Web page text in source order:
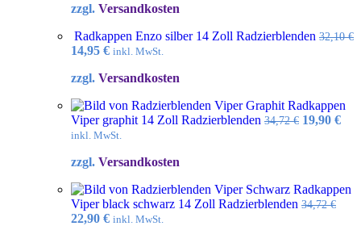
zzgl. Versandkosten
Radkappen Enzo silber 14 Zoll Radzierblenden 32,10€
Ursprünglicher
war:
14,95 €Aktueller
ist:
inkl. MwSt.
zzgl. Versandkosten
Radkappen
Viper graphit 14 Zoll Radzierblenden 34,72€ 19,90 €
inkl. MwSt.
zzgl. Versandkosten
Radkappen
Viper black schwarz 14 Zoll Radzierblenden 34,72€
Ursprünglicher
22,90 €Aktueller
inkl. MwSt.